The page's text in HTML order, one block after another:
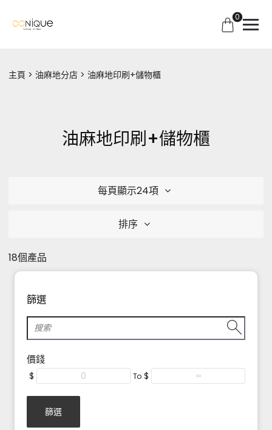
0
主頁 油麻地分店 油麻地印刷+儲物櫃
油麻地印刷+儲物櫃
每頁顯示24項
排序
18個產品
篩選
價錢
$ To $
篩選